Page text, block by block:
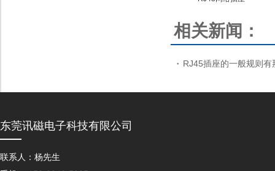
相关新闻：
RJ45插座的一般规则有
东莞讯磁电子科技有限公司
联系人：杨先生